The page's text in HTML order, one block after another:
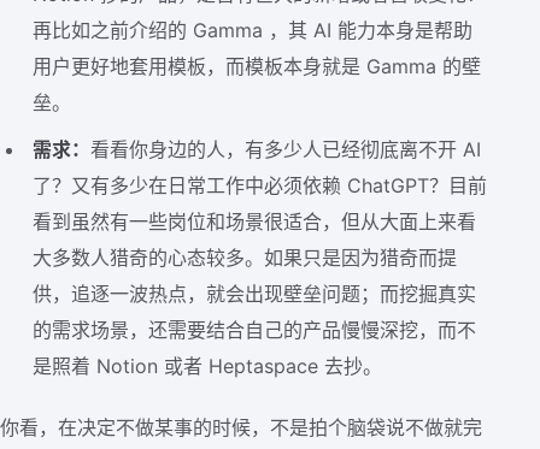
再比如之前介绍的 Gamma ，其 AI 能力本身是帮助
用户更好地套用模板，而模板本身就是 Gamma 的壁
垒。
需求：看看你身边的人，有多少人已经彻底离不开 AI
了？又有多少在日常工作中必须依赖 ChatGPT？目前
看到虽然有一些岗位和场景很适合，但从大面上来看
大多数人猎奇的心态较多。如果只是因为猎奇而提
供，追逐一波热点，就会出现壁垒问题；而挖掘真实
的需求场景，还需要结合自己的产品慢慢深挖，而不
是照着 Notion 或者 Heptaspace 去抄。
你看，在决定不做某事的时候，不是拍个脑袋说不做就完